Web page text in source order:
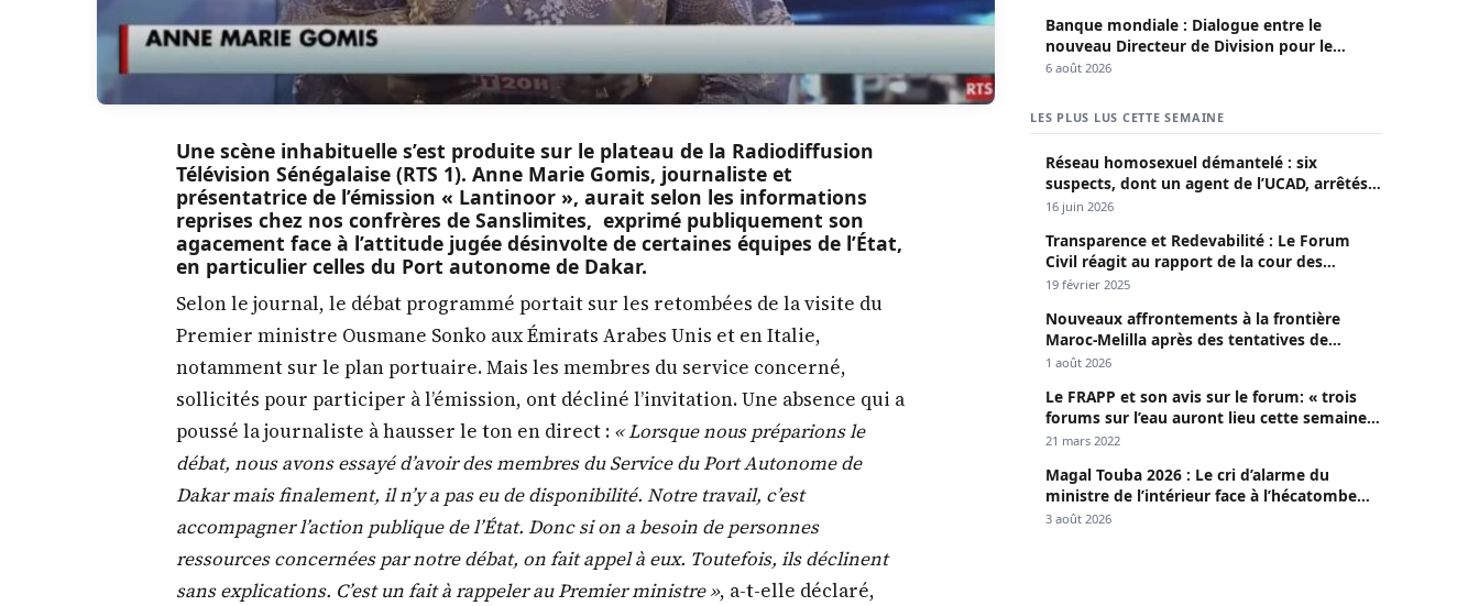
Une scène inhabituelle s’est produite sur le plateau de la Radiodiffusion
Télévision Sénégalaise (RTS 1). Anne Marie Gomis, journaliste et
présentatrice de l’émission « Lantinoor », aurait selon les informations
reprises chez nos confrères de Sanslimites, exprimé publiquement son
agacement face à l’attitude jugée désinvolte de certaines équipes de l’État,
en particulier celles du Port autonome de Dakar.
Selon le journal, le débat programmé portait sur les retombées de la visite du
Premier ministre Ousmane Sonko aux Émirats Arabes Unis et en Italie,
notamment sur le plan portuaire. Mais les membres du service concerné,
sollicités pour participer à l’émission, ont décliné l’invitation. Une absence qui a
poussé la journaliste à hausser le ton en direct : « Lorsque nous préparions le
débat, nous avons essayé d’avoir des membres du Service du Port Autonome de
Dakar mais finalement, il n’y a pas eu de disponibilité. Notre travail, c’est
accompagner l’action publique de l’État. Donc si on a besoin de personnes
ressources concernées par notre débat, on fait appel à eux. Toutefois, ils déclinent
sans explications. C’est un fait à rappeler au Premier ministre », a-t-elle déclaré,
Banque mondiale : Dialogue entre le
nouveau Directeur de Division pour le
Sénégal et le Pr. Diomaye
6 août 2026
LES PLUS LUS CETTE SEMAINE
Réseau homosexuel démantelé : six
suspects, dont un agent de l’UCAD, arrêtés à
Keur Massar ; l’un avoue avoir propagé le
16 juin 2026
Transparence et Redevabilité : Le Forum
Civil réagit au rapport de la cour des
comptes
19 février 2025
Nouveaux affrontements à la frontière
Maroc-Melilla après des tentatives de
passage
1 août 2026
Le FRAPP et son avis sur le forum: « trois
forums sur l’eau auront lieu cette semaine à
Dakar »
21 mars 2022
Magal Touba 2026 : Le cri d’alarme du
ministre de l’intérieur face à l’hécatombe
routière
3 août 2026